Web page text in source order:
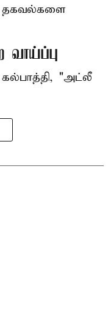
தகவல்களை
வாய்ப்பு
கல்பாத்தி, "அட்லீ